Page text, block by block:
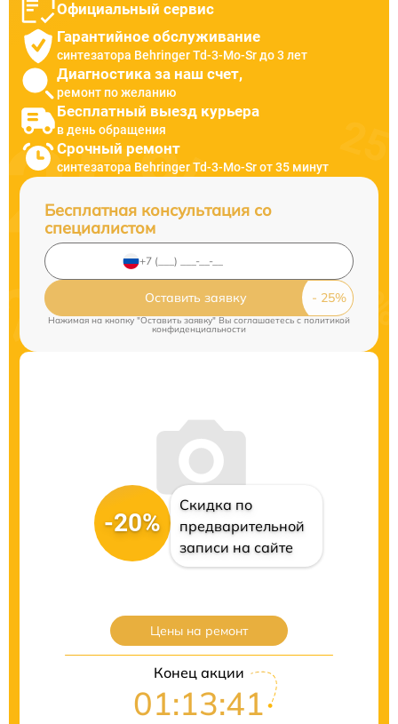
Официальный сервис
Гарантийное обслуживание
синтезатора Behringer Td-3-Mo-Sr до 3 лет
Диагностика за наш счет,
ремонт по желанию
Бесплатный выезд курьера
в день обращения
Срочный ремонт
синтезатора Behringer Td-3-Mo-Sr от 35 минут
Бесплатная консультация со
специалистом
Оставить заявку
Нажимая на кнопку "Оставить заявку" Вы соглашаетесь cполитикой
конфиденциальности
-20%
Скидка по
предварительной
записи на сайте
Цены на ремонт
Конец акции
01:13:40